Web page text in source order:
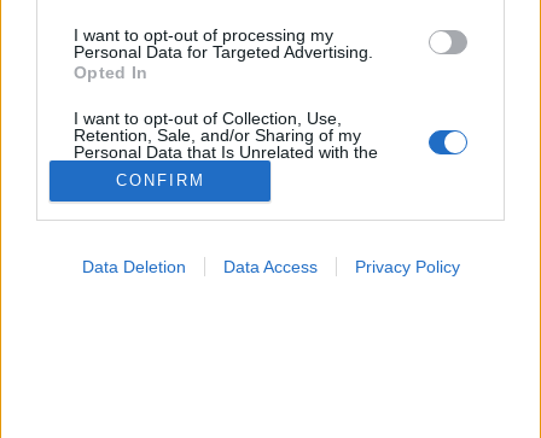
I want to opt-out of processing my
Personal Data for Targeted Advertising.
Opted In
I want to opt-out of Collection, Use,
Retention, Sale, and/or Sharing of my
Personal Data that Is Unrelated with the
Purposes for which it was collected.
Opted Out
CONFIRM
Data Deletion Data Access Privacy Policy